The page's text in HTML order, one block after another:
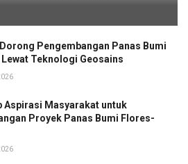
Pengembangan Panas Bumi
Lewat Teknologi Geosains
Aspirasi Masyarakat untuk
Proyek Panas Bumi Flores-